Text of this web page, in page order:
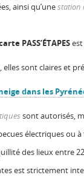
ainsi qu’unestation
PASS’ÉTAPES
, elles sont claires et
dans les
sont autorisés,
électriques ou
des lieux entre
est strictement